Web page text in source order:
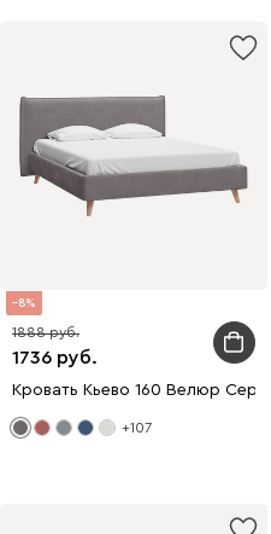
8
1736
1888
Кровать Кьево 160 Велюр Серый
+107